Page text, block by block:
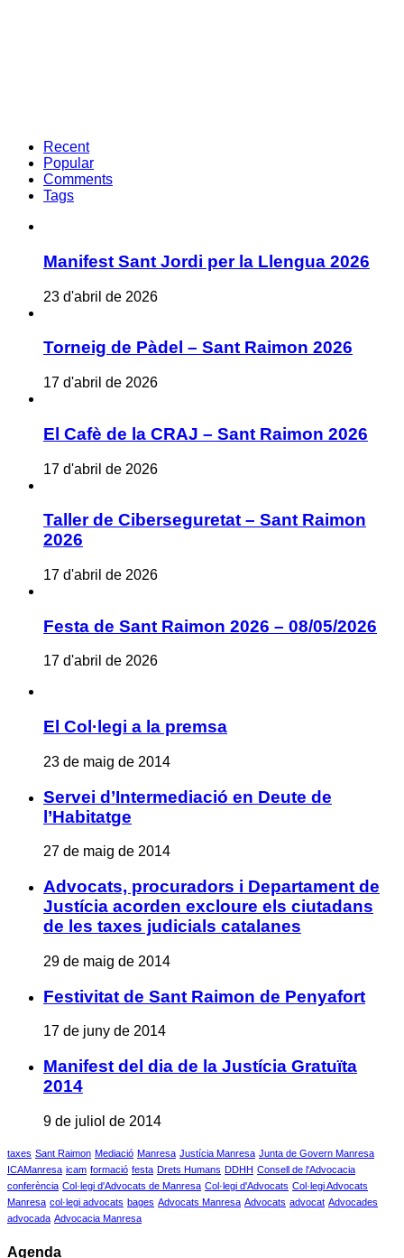
Recent
Popular
Comments
Tags
Manifest Sant Jordi per la Llengua 2026
23 d'abril de 2026
Torneig de Pàdel – Sant Raimon 2026
17 d'abril de 2026
El Cafè de la CRAJ – Sant Raimon 2026
17 d'abril de 2026
Taller de Ciberseguretat – Sant Raimon
2026
17 d'abril de 2026
Festa de Sant Raimon 2026 – 08/05/2026
17 d'abril de 2026
El Col·legi a la premsa
23 de maig de 2014
Servei d’Intermediació en Deute de
l’Habitatge
27 de maig de 2014
Advocats, procuradors i Departament de
Justícia acorden excloure els ciutadans
de les taxes judicials catalanes
29 de maig de 2014
Festivitat de Sant Raimon de Penyafort
17 de juny de 2014
Manifest del dia de la Justícia Gratuïta
2014
9 de juliol de 2014
taxes Sant Raimon Mediació Manresa Justícia Manresa Junta de Govern Manresa
ICAManresa icam formació festa Drets Humans DDHH Consell de l'Advocacia
conferència Col·legi d'Advocats de Manresa Col·legi d'Advocats Col·legi Advocats
Manresa col·legi advocats bages Advocats Manresa Advocats advocat Advocades
advocada Advocacia Manresa
Agenda